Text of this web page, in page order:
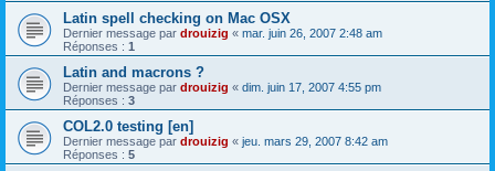
Latin spell checking on Mac OSX
Dernier message par drouizig « mar. juin 26, 2007 2:48 am
Réponses : 1
Latin and macrons ?
Dernier message par drouizig « dim. juin 17, 2007 4:55 pm
Réponses : 3
COL2.0 testing [en]
Dernier message par drouizig « jeu. mars 29, 2007 8:42 am
Réponses : 5